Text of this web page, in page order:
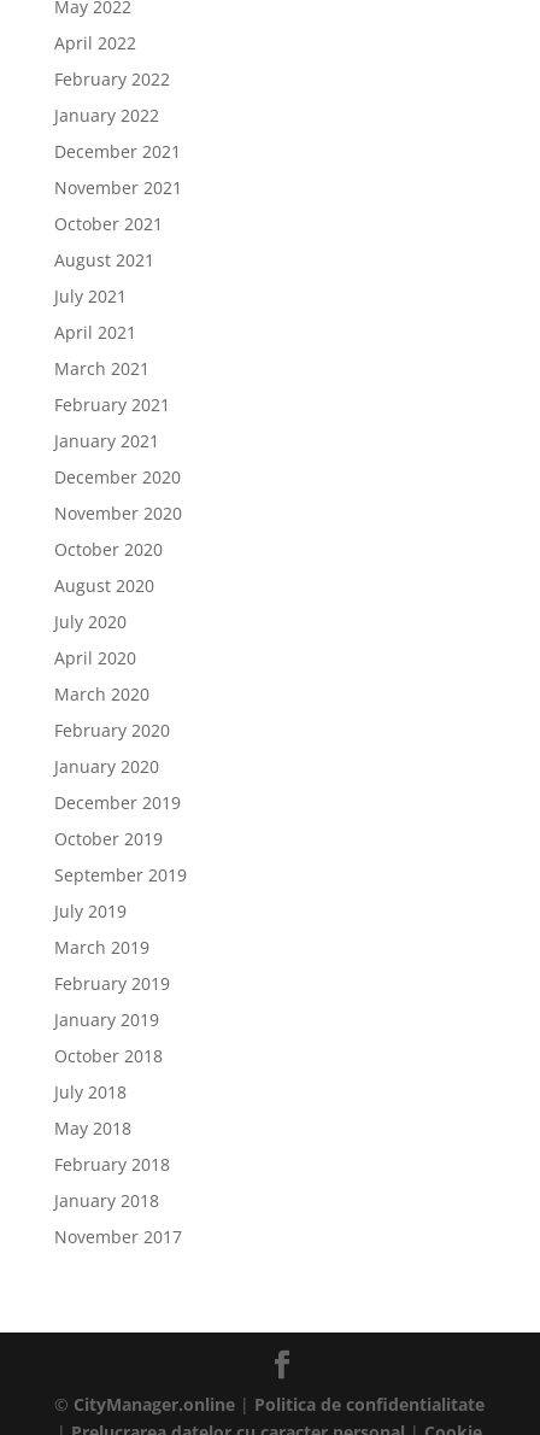
May 2022
April 2022
February 2022
January 2022
December 2021
November 2021
October 2021
August 2021
July 2021
April 2021
March 2021
February 2021
January 2021
December 2020
November 2020
October 2020
August 2020
July 2020
April 2020
March 2020
February 2020
January 2020
December 2019
October 2019
September 2019
July 2019
March 2019
February 2019
January 2019
October 2018
July 2018
May 2018
February 2018
January 2018
November 2017
© CityManager.online | Politica de confidentialitate